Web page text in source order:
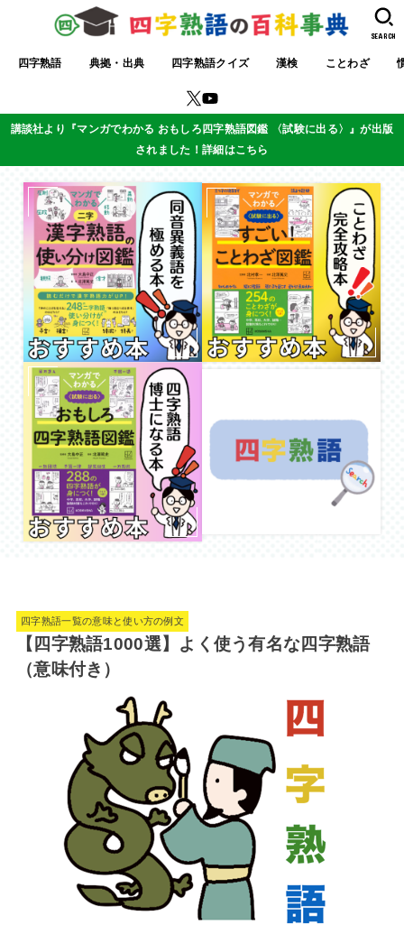
四字熟語 典拠・出典 四字熟語クイズ 漢検 ことわざ
SEARCH
講談社より『マンガでわかる おもしろ四字熟語図鑑 〈試験に出る〉』が出版
されました！詳細はこちら
四字熟語一覧の意味と使い方の例文
【四字熟語1000選】よく使う有名な四字熟語
（意味付き）